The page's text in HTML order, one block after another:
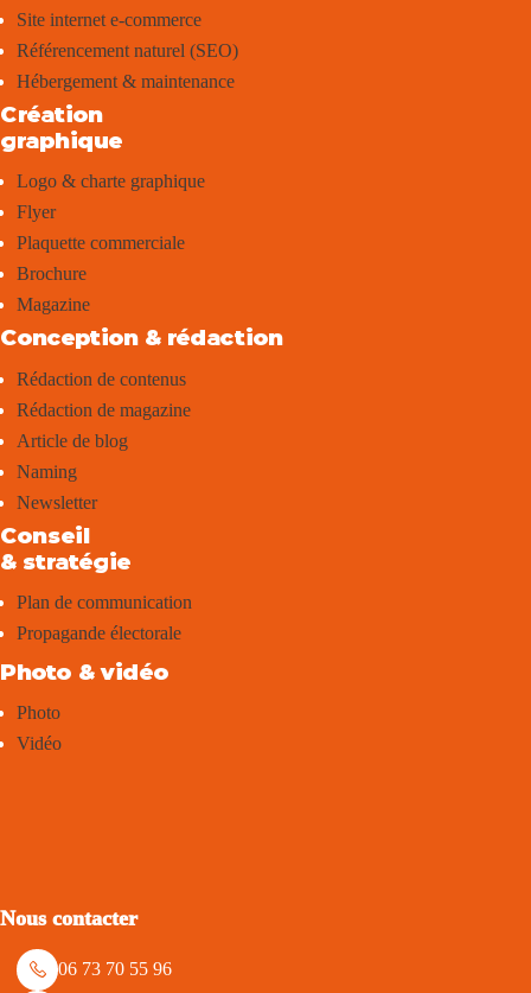
Site internet e-commerce
Référencement naturel (SEO)
Hébergement & maintenance
Création
graphique
Logo & charte graphique
Flyer
Plaquette commerciale
Brochure
Magazine
Conception & rédaction
Rédaction de contenus
Rédaction de magazine
Article de blog
Naming
Newsletter
Conseil
& stratégie
Plan de communication
Propagande électorale
Photo & vidéo
Photo
Vidéo
Nous contacter
06 73 70 55 96